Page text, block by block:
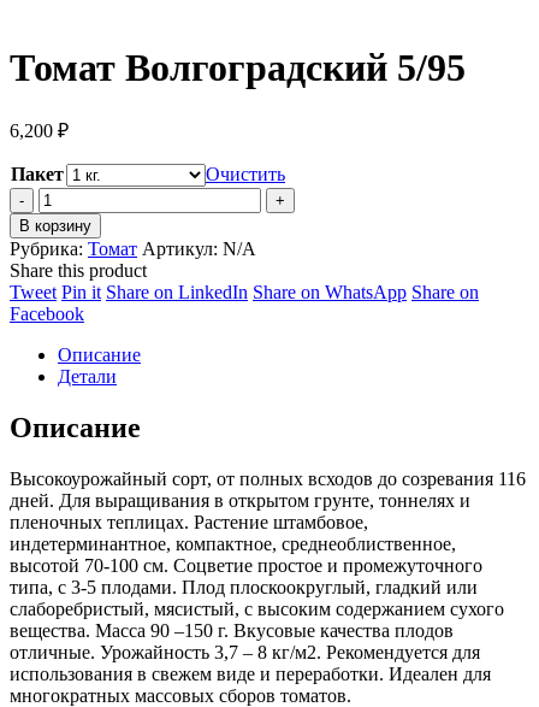
Томат Волгоградский 5/95
6,200 ₽
Пакет
Очистить
Томат
Волгоградский
5/95
quantity
В корзину
Рубрика: Томат Артикул: N/A
Share this product
TweetShare
on
Pin itShare
Share on LinkedIn Share
Share on WhatsAppShare
Share on
FacebookShare
Facebook
Описание
Детали
Описание
Высокоурожайный сорт, от полных всходов до созревания 116
дней. Для выращивания в открытом грунте, тоннелях и
пленочных теплицах. Растение штамбовое,
индетерминантное, компактное, среднеоблиственное,
высотой 70-100 см. Соцветие простое и промежуточного
типа, с 3-5 плодами. Плод плоскоокруглый, гладкий или
слаборебристый, мясистый, с высоким содержанием сухого
вещества. Масса 90 –150 г. Вкусовые качества плодов
отличные. Урожайность 3,7 – 8 кг/м2. Рекомендуется для
использования в свежем виде и переработки. Идеален для
многократных массовых сборов томатов.